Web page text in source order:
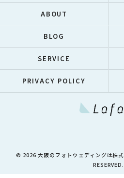
ABOUT
BLOG
SERVICE
PRIVACY POLICY
© 2026 大阪のフォトウェディングは株
RESERVED.